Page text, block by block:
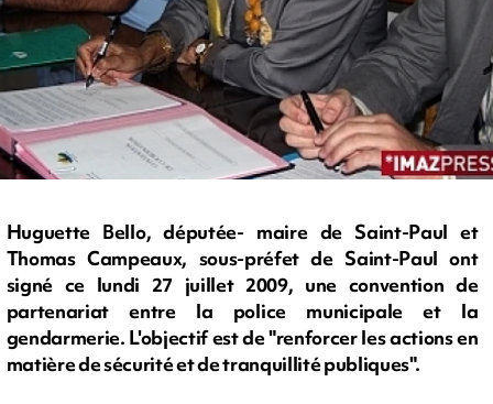
Huguette Bello, députée- maire de Saint-Paul et
Thomas Campeaux, sous-préfet de Saint-Paul ont
signé ce lundi 27 juillet 2009, une convention de
partenariat entre la police municipale et la
gendarmerie. L'objectif est de "renforcer les actions en
matière de sécurité et de tranquillité publiques".